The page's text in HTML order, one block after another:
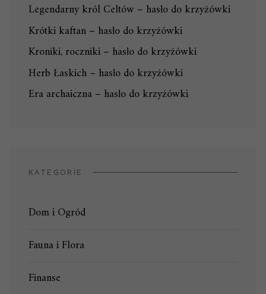
Legendarny król Celtów – hasło do krzyżówki
Krótki kaftan – hasło do krzyżówki
Kroniki, roczniki – hasło do krzyżówki
Herb Łaskich – hasło do krzyżówki
Era archaiczna – hasło do krzyżówki
KATEGORIE
Dom i Ogród
Fauna i Flora
Finanse